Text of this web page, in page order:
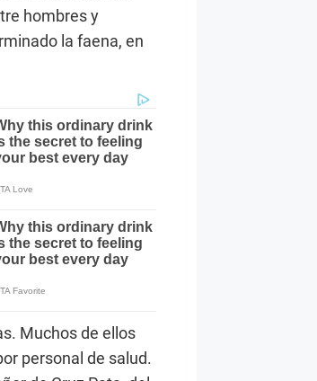
hombres y
la faena, en
Muchos de ellos
personal de salud.